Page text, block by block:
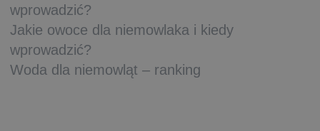
wprowadzić?
Jakie owoce dla niemowlaka i kiedy
wprowadzić?
Woda dla niemowląt – ranking